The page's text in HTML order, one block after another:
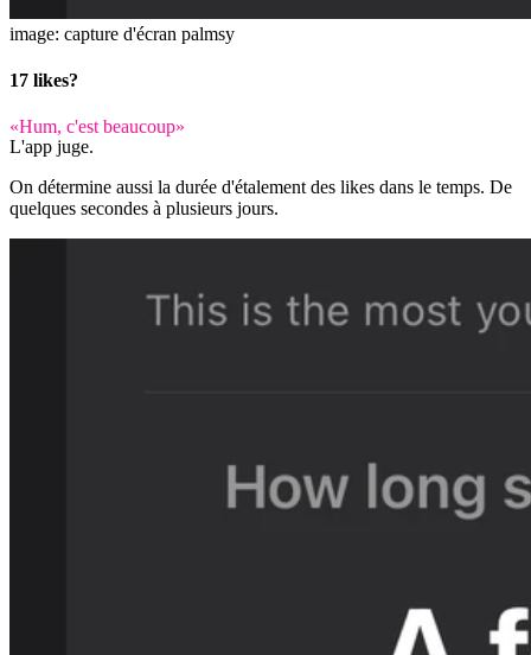
image: capture d'écran palmsy
17 likes?
«Hum, c'est beaucoup»
L'app juge.
On détermine aussi la durée d'étalement des likes dans le temps. De
quelques secondes à plusieurs jours.